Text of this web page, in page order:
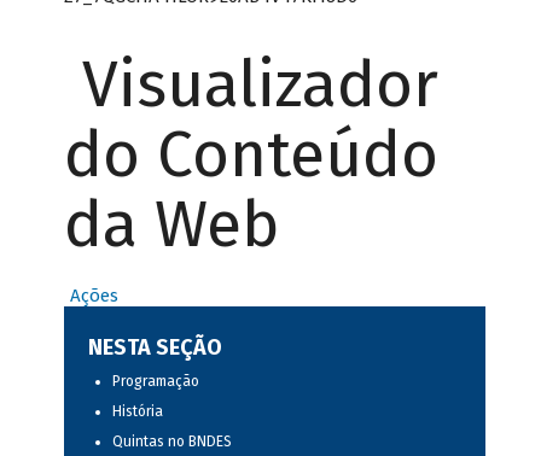
Visualizador
do Conteúdo
da Web
Ações
NESTA SEÇÃO
Programação
História
Quintas no BNDES